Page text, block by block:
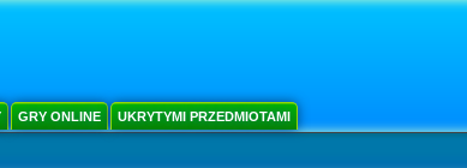
GRY ONLINE UKRYTYMI PRZEDMIOTAMI